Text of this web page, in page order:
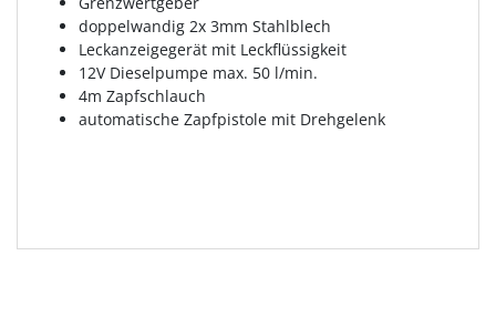
doppelwandig 2x 3mm Stahlblech
Leckanzeigegerät mit Leckflüssigkeit
12V Dieselpumpe max. 50 l/min.
4m Zapfschlauch
automatische Zapfpistole mit Drehgelenk